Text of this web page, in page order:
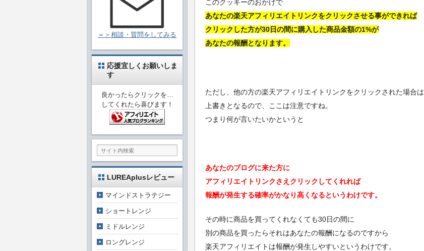
このクッキーのおかげで
あなたの楽天アフィリエイトリンクをクリックさせる事ができれば
クリックした方が30日の間に購入した商品金額の1%が
あなたの報酬となります。
ただし、他の方の楽天アフィリエイトリンクをクリックされた場合は
上書きとなるので、ここは注意ですね。
つまり何が言いたいかというと
あなたのブログに来た方に
アフィリエイトリンクさえクリックしてくれれば
報酬が発生する確率がかなり高くなるというわけです。
その時に商品を買ってくれなくても30日の間に
別の商品を買ったらそれはあなたの報酬になるのですから
楽天アフィリエイトは報酬が発生しやすいというわけです。
＝＞相談・質問をしてみる
応援宜しくお願いしま
す
良かったらクリックを…
してくれたら喜びます！
LUREAplusレビュー
マインドストラテジー
ショートレンジ
ミドルレンジ
ロングレンジ